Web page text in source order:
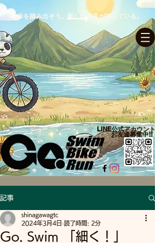
ログイン
一歩を踏み出そう。新しい発見が待っている。
LINE公式アカウント​
お友達募集中!!
記事
Go. Swim 「細く！」
shinagawagtc
2024年3月4日 読了時間: 2分